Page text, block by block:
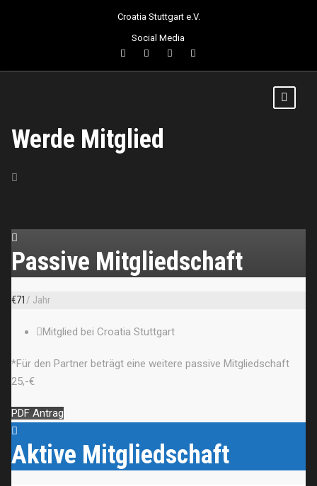
Croatia Stuttgart e.V.
Social Media
Werde Mitglied
Passive Mitgliedschaft
€71/ Jahr
Mitglied bei Croatia Stuttgart
*Für den Partner beträgt eine weitere passive Mitgliedschaft
25,-€
PDF Antrag
Aktive Mitgliedschaft